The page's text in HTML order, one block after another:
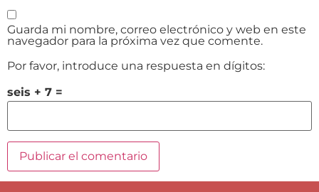
Guarda mi nombre, correo electrónico y web en este
navegador para la próxima vez que comente.
Por favor, introduce una respuesta en dígitos:
seis + 7 =